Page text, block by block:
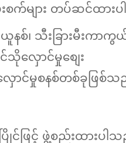
က်များ တပ်ဆင်ထား
သီးခြားမီးကာကွယ်
သိုလှောင်မှုစျေး
င်မှုစနစ်တစ်ခုဖြစ်သ
ဖြင့် ဖွဲ့စည်းထားပါ